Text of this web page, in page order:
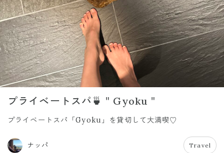
プライベートスパ🍵＂Gyoku＂
プライベートスパ「Gyoku」を貸切して大満喫♡
ナッパ Travel